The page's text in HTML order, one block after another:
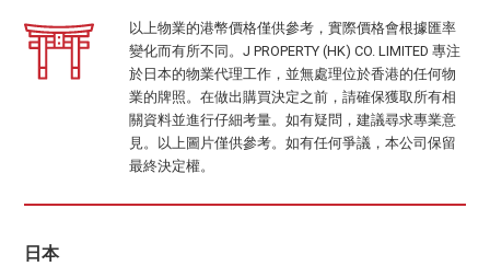
以上物業的港幣價格僅供參考，實際價格會根據匯率
變化而有所不同。J PROPERTY (HK) CO. LIMITED 專注
於日本的物業代理工作，並無處理位於香港的任何物
業的牌照。在做出購買決定之前，請確保獲取所有相
關資料並進行仔細考量。如有疑問，建議尋求專業意
見。以上圖片僅供參考。如有任何爭議，本公司保留
最終決定權。
日本